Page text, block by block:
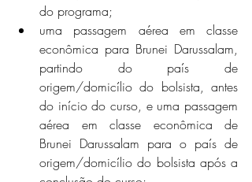
do programa;
uma passagem aérea em classe
econômica para Brunei Darussalam,
partindo do país de
origem/domicílio do bolsista, antes
do início do curso, e uma passagem
aérea em classe econômica de
Brunei Darussalam para o país de
origem/domicílio do bolsista após a